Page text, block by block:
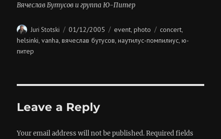
Вячеслав Бутусов и группа Ю-Питер
Author
Juri Stotski
Posted
on
01/12/2005 Categories
event,photo Tags
concert,
helsinki,vanha,вячеслав бутусов,наутилус-помпилиус,ю-
питер
Leave a Reply
Your email address will not be published. Required fields